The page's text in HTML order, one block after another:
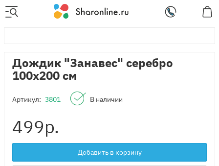
Дождик "Занавес" серебро
100x200 см
Артикул: 3801 В наличии
499р.
Добавить в корзину